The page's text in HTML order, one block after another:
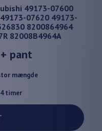
49173-07600
07620 49173-
8200864964
82008B4964A
+ pant
mængde
timer